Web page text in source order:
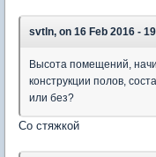
svtln, on 16 Feb 2016 -
Высота помещений,
конструкции полов,
или без?
Со стяжкой